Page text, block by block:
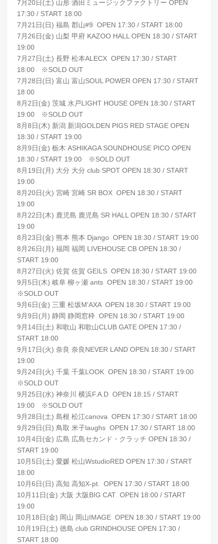
7月20日(土) 山形 酒田ミュージックファクトリー OPEN
17:30 / START 18:00
7月21日(日) 福島 郡山#9 OPEN 17:30 / START 18:00
7月26日(金) 山梨 甲府 KAZOO HALL OPEN 18:30 / START
19:00
7月27日(土) 長野 松本ALECX OPEN 17:30 / START
18:00 ※SOLD OUT
7月28日(日) 富山 富山SOUL POWER OPEN 17:30 / START
18:00
8月2日(金) 茨城 水戸LIGHT HOUSE OPEN 18:30 / START
19:00 ※SOLD OUT
8月8日(木) 新潟 新潟GOLDEN PIGS RED STAGE OPEN
18:30 / START 19:00
8月9日(金) 栃木 ASHIKAGA SOUNDHOUSE PICO OPEN
18:30 / START 19:00 ※SOLD OUT
8月19日(月) 大分 大分 club SPOT OPEN 18:30 / START
19:00
8月20日(火) 宮崎 宮崎 SR BOX OPEN 18:30 / START
19:00
8月22日(木) 鹿児島 鹿児島 SR HALL OPEN 18:30 / START
19:00
8月23日(金) 熊本 熊本 Django OPEN 18:30 / START 19:00
8月26日(月) 福岡 福岡 LIVEHOUSE CB OPEN 18:30 /
START 19:00
8月27日(火) 佐賀 佐賀 GEILS OPEN 18:30 / START 19:00
9月5日(木) 岐阜 柳ヶ瀬 ants OPEN 18:30 / START 19:00
※SOLD OUT
9月6日(金) 三重 松坂M'AXA OPEN 18:30 / START 19:00
9月9日(月) 静岡 静岡窓枠 OPEN 18:30 / START 19:00
9月14日(土) 和歌山 和歌山CLUB GATE OPEN 17:30 /
START 18:00
9月17日(火) 奈良 奈良NEVER LAND OPEN 18:30 / START
19:00
9月24日(火) 千葉 千葉LOOK OPEN 18:30 / START 19:00
※SOLD OUT
9月25日(水) 神奈川 横浜F.A.D OPEN 18:15 / START
19:00 ※SOLD OUT
9月28日(土) 島根 松江canova OPEN 17:30 / START 18:00
9月29日(日) 鳥取 米子laughs OPEN 17:30 / START 18:00
10月4日(金) 広島 広島セカンド・クラッチ OPEN 18:30 /
START 19:00
10月5日(土) 愛媛 松山WstudioRED OPEN 17:30 / START
18:00
10月6日(日) 高知 高知X-pt. OPEN 17:30 / START 18:00
10月11日(金) 大阪 大阪BIG CAT OPEN 18:00 / START
19:00
10月18日(金) 岡山 岡山IMAGE OPEN 18:30 / START 19:00
10月19日(土) 徳島 club GRINDHOUSE OPEN 17:30 /
START 18:00